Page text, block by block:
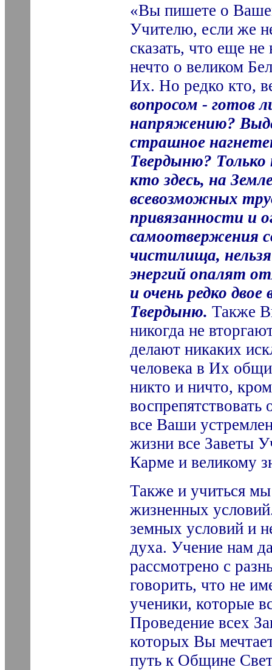
«Вы пишете о
Учителю, если же
сказать, что еще
нечто о великом
Их. Но редко кто,
вопросом - готов
напряжению?
страшное
Твердыню?
кто здесь, на
всевозможных
привязанности­ и
самоотвержения
чистилища,
энергий опалят
и очень редко
Твердыню. Также
никогда не
делают никаких
человека в Их
никто и ничто,
все Ваши
жизни все Заветы
Карме и великому
Также и учиться
жизненных
земных условий и
духа. Учение нам
рассмотрено с
говорить, что не
ученики, которые
Проведение всех
которых Вы
путь к Общине